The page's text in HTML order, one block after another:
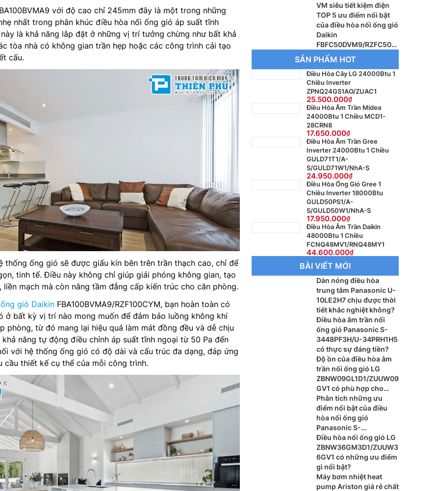
với độ cao chỉ 245mm đây là một trong những
nhất trong phân khúc điều hòa nối ống gió áp suất tĩnh
là khả năng lắp đặt ở những vị trí tưởng chừng như bất khả
tòa nhà có không gian trần hẹp hoặc các công trình cải tạo
cấu.
thống ống gió sẽ được giấu kín bên trên trần thạch cao, chỉ để
tinh tế. Điều này không chỉ giúp giải phóng không gian, tạo
mạch mà còn nâng tầm đẳng cấp kiến trúc cho căn phòng.
gió Daikin FBA100BVMA9/RZF100CYM, bạn hoàn toàn có
ở bất kỳ vị trí nào mong muốn để đảm bảo luồng không khí
phòng, từ đó mang lại hiệu quả làm mát đồng đều và dễ chịu
khả năng tự động điều chỉnh áp suất tĩnh ngoại từ 50 Pa đến
với hệ thống ống gió có độ dài và cấu trúc đa dạng, đáp ứng
cầu thiết kế cụ thể của mỗi công trình.
VM siêu tiết kiệm điện
TOP 5 ưu điểm nối bật
của điều hòa nối ống gió
Daikin
FBFC50DVM9/RZFC50E
VM
SẢN PHẨM HOT
Điều Hòa Cây LG 24000Btu 1
Chiều Inverter
ZPNQ24GS1AO/ZUAC1
25.500.000
Điều Hòa Âm Trần Midea
24000Btu 1 Chiều MCD1-
28CRN8
17.650.000
Điều Hòa Âm Trần Gree
Inverter 24000Btu 1 Chiều
GULD71T1/A-
S/GULD71W1/NhA-S
24.950.000
Điều Hòa Ống Gió Gree 1
Chiều Inverter 18000Btu
GULD50PS1/A-
S/GULD50W1/NhA-S
17.950.000
Điều Hòa Âm Trần Daikin
48000Btu 1 Chiều
FCNQ48MV1/RNQ48MY1
44.600.000
BÀI VIẾT MỚI
Dàn nóng điều hòa
trung tâm Panasonic U-
10LE2H7 chịu được thời
tiết khắc nghiệt không?
Điều hòa âm trần nối
ống gió Panasonic S-
3448PF3H/U-34PRH1H5
có thực sự đáng tiền?
Độ ồn của điều hòa âm
trần nối ống gió LG
ZBNW09GL1D1/ZUUW09
GV1 có phù hợp cho
phòng ngủ?
Phân tích những ưu
điểm nổi bật của điều
hòa nối ống gió
Panasonic S-
3448PF3H/U-48PR1H8
Điều hòa nối ống gió LG
ZBNW36GM3D1/ZUUW3
6GV1 có những ưu điểm
gì nổi bật?
Máy bơm nhiệt heat
pump Ariston giá rẻ chất